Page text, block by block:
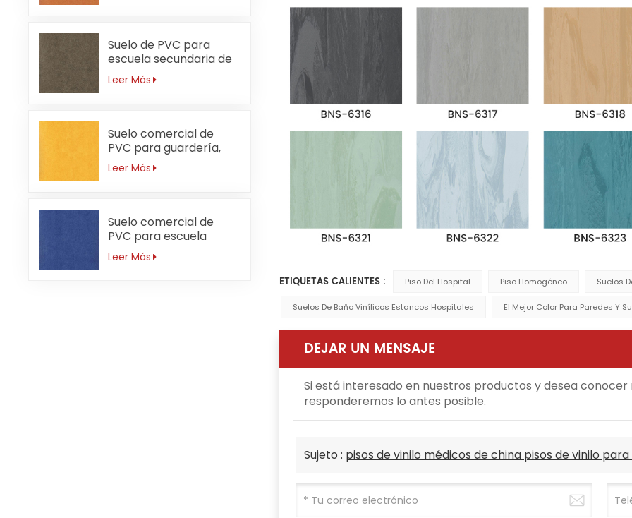
Suelo de PVC para
escuela secundaria de
3 mm resistente al
desgaste
Leer Más
Suelo comercial de
PVC para guardería,
resistente al agua,
3mm
Leer Más
Suelo comercial de
PVC para escuela
primaria antideslizante
de 3mm
Leer Más
ETIQUETAS CALIENTES : Piso Del Hospital Piso Homogéneo Suelos
Suelos De Baño Vinílicos Estancos Hospitales El Mejor Color Para Paredes Y
DEJAR UN MENSAJE
Si está interesado en nuestros productos y desea conocer
responderemos lo antes posible.
Sujeto : pisos de vinilo médicos de china pisos de vinilo